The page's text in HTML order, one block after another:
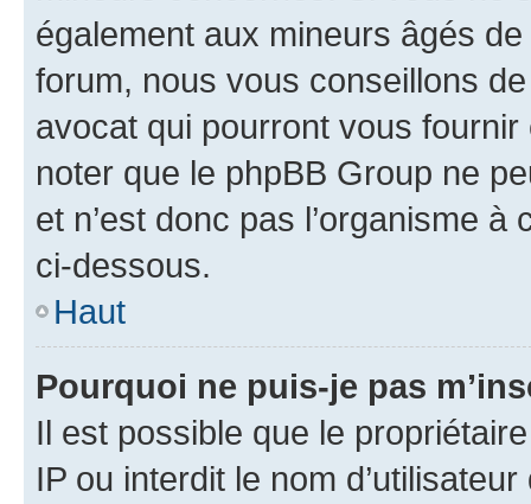
également aux mineurs âgés
forum, nous vous conseillons
avocat qui pourront vous
noter que le phpBB Group ne
et n’est donc pas l’organisme
ci-dessous.
Haut
Pourquoi ne puis-je pas
Il est possible que le
IP ou interdit le nom